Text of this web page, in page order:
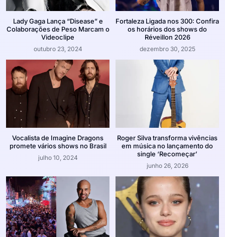
Lady Gaga Lança “Disease” e
Colaborações de Peso Marcam o
Videoclipe
outubro 23, 2024
Fortaleza Ligada nos 300: Confira
os horários dos shows do
Réveillon 2026
dezembro 30, 2025
Vocalista de Imagine Dragons
promete vários shows no Brasil
julho 10, 2024
Roger Silva transforma vivências
em música no lançamento do
single ‘Recomeçar’
junho 26, 2026